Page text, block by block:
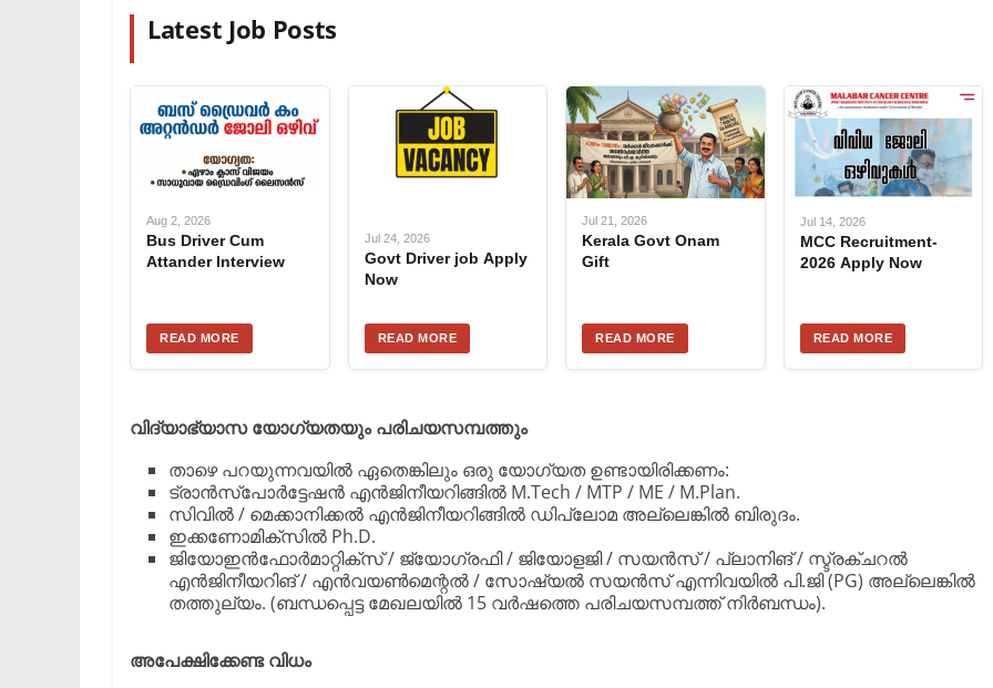
Latest Job Posts
Aug 2, 2026
Bus Driver Cum
Attander Interview
READ MORE
Jul 24, 2026
Govt Driver job Apply
Now
READ MORE
Jul 21, 2026
Kerala Govt Onam
Gift
READ MORE
Jul 14, 2026
MCC Recruitment-
2026 Apply Now
READ MORE
വിദ്യാഭ്യാസ യോഗ്യതയും പരിചയസമ്പത്തും
​താഴെ പറയുന്നവയിൽ ഏതെങ്കിലും ഒരു യോഗ്യത ഉണ്ടായിരിക്കണം:
​ട്രാൻസ്പോർട്ടേഷൻ എൻജിനീയറിങ്ങിൽ M.Tech / MTP / ME / M.Plan.
​സിവിൽ / മെക്കാനിക്കൽ എൻജിനീയറിങ്ങിൽ ഡിപ്ലോമ അല്ലെങ്കിൽ ബിരുദം.
​ഇക്കണോമിക്സിൽ Ph.D.
ജിയോഇൻഫോർമാറ്റിക്സ് / ജ്യോഗ്രഫി / ജിയോളജി / സയൻസ് / പ്ലാനിങ് / സ്ട്രക്ചറൽ
എൻജിനീയറിങ് / എൻവയൺമെന്റൽ / സോഷ്യൽ സയൻസ് എന്നിവയിൽ പി.ജി (PG) അല്ലെങ്കിൽ
തത്തുല്യം. (ബന്ധപ്പെട്ട മേഖലയിൽ 15 വർഷത്തെ പരിചയസമ്പത്ത് നിർബന്ധം).
അപേക്ഷിക്കേണ്ട വിധം